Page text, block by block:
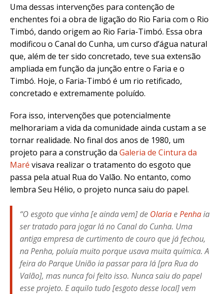
Uma dessas intervenções para contenção de
enchentes foi a obra de ligação do Rio Faria com o Rio
Timbó, dando origem ao Rio Faria-Timbó. Essa obra
modificou o Canal do Cunha, um curso d’água natural
que, além de ter sido concretado, teve sua extensão
ampliada em função da junção entre o Faria e o
Timbó. Hoje, o Faria-Timbó é um rio retificado,
concretado e extremamente poluído.
Fora isso, intervenções que potencialmente
melhorariam a vida da comunidade ainda custam a se
tornar realidade. No final dos anos de 1980, um
projeto para a construção da Galeria de Cintura da
Maré visava realizar o tratamento do esgoto que
passa pela atual Rua do Valão. No entanto, como
lembra Seu Hélio, o projeto nunca saiu do papel.
“O esgoto que vinha [e ainda vem] de OlariaePenhaia
ser tratado para jogar lá no Canal do Cunha. Uma
antiga empresa de curtimento de couro que já fechou,
na Penha, poluía muito porque usava muita química. A
feira do Parque União ia passar para lá [pra Rua do
Valão], mas nunca foi feito isso. Nunca saiu do papel
esse projeto. E aquilo tudo [esgoto desse local] vem